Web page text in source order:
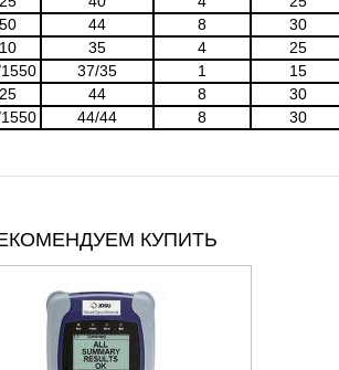
44 8
30
35 4
25
37/35 1
15
44 8
30
44/44 8 30
КУПИТЬ